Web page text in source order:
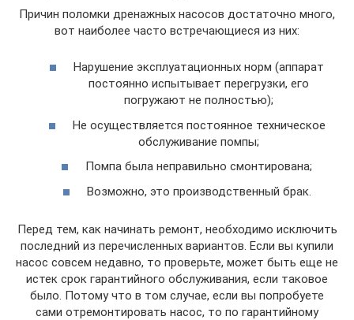
Причин поломки дренажных насосов достаточно много,
вот наиболее часто встречающиеся из них:
Нарушение эксплуатационных норм (аппарат
постоянно испытывает перегрузки, его
погружают не полностью);
Не осуществляется постоянное техническое
обслуживание помпы;
Помпа была неправильно смонтирована;
Возможно, это производственный брак.
Перед тем, как начинать ремонт, необходимо исключить
последний из перечисленных вариантов. Если вы купили
насос совсем недавно, то проверьте, может быть еще не
истек срок гарантийного обслуживания, если таковое
было. Потому что в том случае, если вы попробуете
сами отремонтировать насос, то по гарантийному